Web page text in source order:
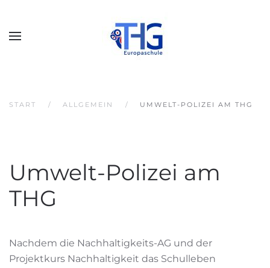
START ALLGEMEIN UMWELT-POLIZEI AM THG
Umwelt-Polizei am
THG
Nachdem die Nachhaltigkeits-AG und der
Projektkurs Nachhaltigkeit das Schulleben